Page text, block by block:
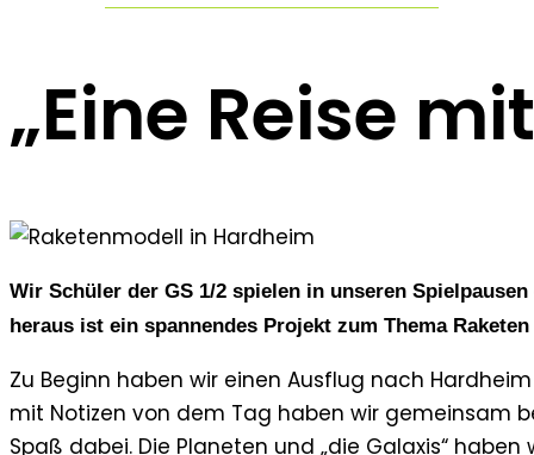
„Eine Reise
Wir Schüler der GS 1/2 spielen in unseren
heraus ist ein spannendes Projekt zum Thema
Zu Beginn haben wir einen Ausflug nach
mit Notizen von dem Tag haben wir gemeinsam
Spaß dabei. Die Planeten und „die Galaxis“